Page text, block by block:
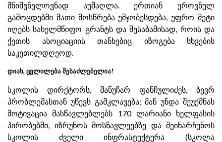
მნიშვნელოვნად აუმაღლა. ერთიან ეროვნულ
გამოცდებში მათი მოსწრება უმჯობესდება, უფრო მეტი
იღებს სახელმწიფო გრანტს და შესაბამისად, როის და
ქეთის ასოციაციის თანხებიც იზოგება სხვების
საკეთილდღეოდ.
დიახ, ცვლილება შესაძლებელია!
სკოლის დირქტორს, მანუჩარ ფანჩულიძეს, ბევრ
პრობლემასთან უწევს გამკლავება; მან უნდა შეუქმნას
მოტივაცია მასწავლებლებს 170 ლარიანი ხელფასის
პირობებში, იზრუნოს მოსწავლეებზე და შეინარჩუნოს
სკოლის ძველი ინფრასტუქტურა (სკოლა